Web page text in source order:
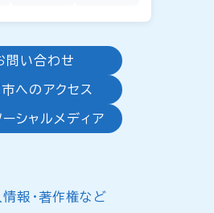
問い合わせ
へのアクセス
シャルメディア
情報・著作権など